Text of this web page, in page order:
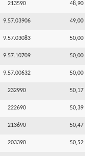
213590 48,90
9.57.03906 49,00
9.57.03083 50,00
9.57.10709 50,00
9.57.00632 50,00
232990 50,17
222690 50,39
213690 50,47
203390 50,52